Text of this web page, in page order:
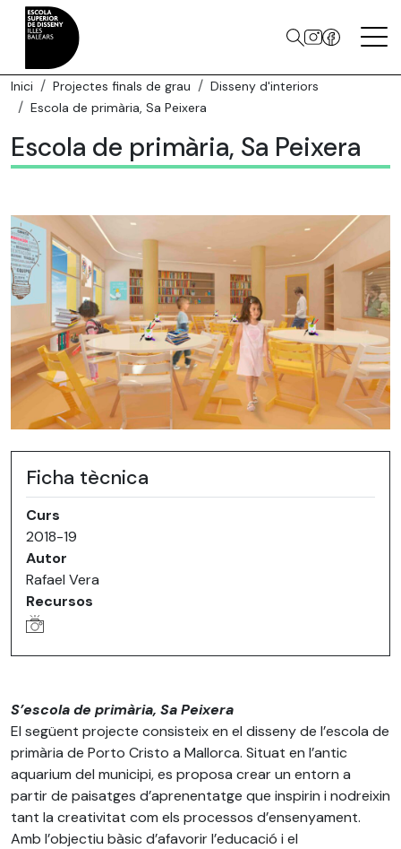
Inici Projectes finals de grau
Disseny d'interiors
Escola de primària, Sa Peixera
Escola de primària, Sa Peixera
Ficha tècnica
Curs
2018-19
Autor
Rafael Vera
Recursos
S’escola de primària, Sa Peixera
El següent projecte consisteix en el disseny de l’escola de
primària de Porto Cristo a Mallorca. Situat en l’antic
aquarium del municipi, es proposa crear un entorn a
partir de paisatges d’aprenentatge que inspirin i nodreixin
tant la creativitat com els processos d’ensenyament.
Amb l’objectiu bàsic d’afavorir l’educació i el